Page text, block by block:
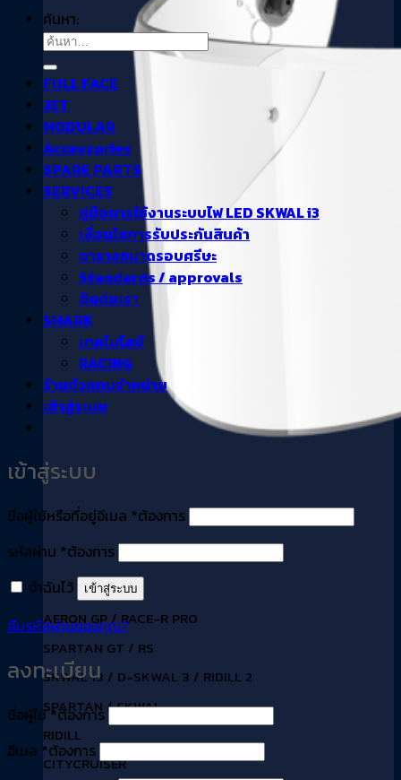
AERON GP / RACE-R PRO
SPARTAN GT / RS
SKWAL i3 / D-SKWAL 3 / RIDILL 2
SPARTAN / SKWAL
RIDILL
CITYCRUISER
ค้นหา:
FULL FACE
JET
MODULAR
Accessories
SPARE PARTS
SERVICES
คู่มือการใช้งานระบบไฟ LED SKWAL i3
เงื่อนไขการรับประกันสินค้า
ตารางขนาดรอบศรีษะ
Standards / approvals
ติดต่อเรา
SHARK
เทคโนโลยี
RACING
ร้านตัวแทนจำหน่าย
เข้าสู่ระบบ
เข้าสู่ระบบ
ชื่อผู้ใช้หรือที่อยู่อีเมล *ต้องการ
รหัสผ่าน *ต้องการ
จำฉันไว้
เข้าสู่ระบบ
ลืมรหัสผ่านของคุณ?
ลงทะเบียน
ชื่อผู้ใช้*ต้องการ
อีเมล *ต้องการ